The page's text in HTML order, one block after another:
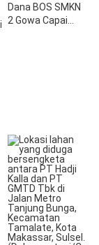
Dana BOS SMKN
2 Gowa Capai